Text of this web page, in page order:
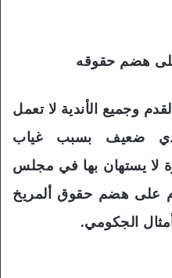
هضم حقوقه
وجميع الأندية لا تعمل
ضعيف بسبب غياب
لا يستهان بها في مجلس
على هضم حقوق ألمريخ
الجكومي.